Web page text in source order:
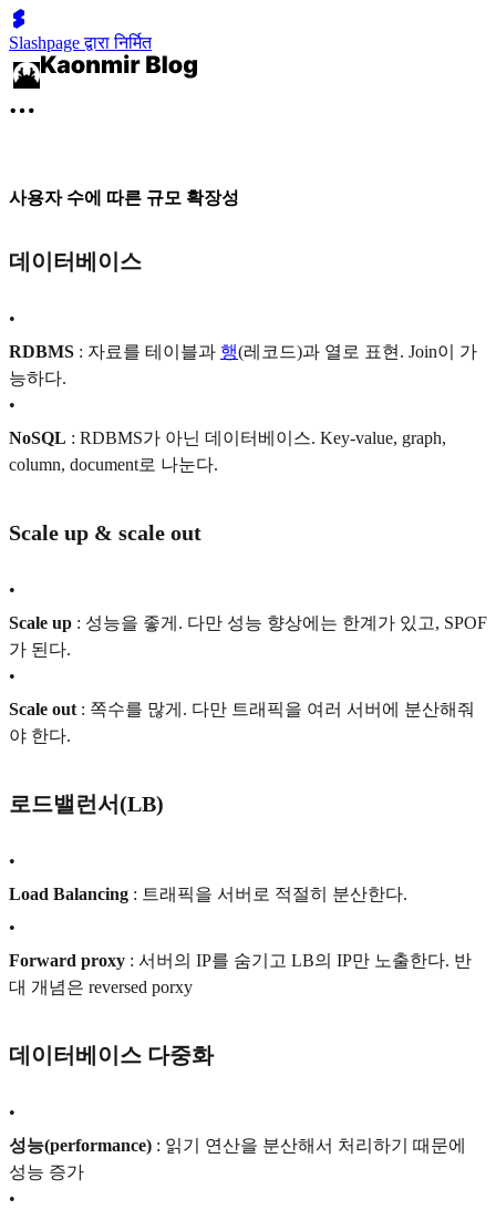
Slashpage द्वारा निर्मित
사용자 수에 따른 규모 확장성
데이터베이스
•
RDBMS : 자료를 테이블과 행(레코드)과 열로 표현. Join이 가
능하다.
•
NoSQL : RDBMS가 아닌 데이터베이스. Key-value, graph,
column, document로 나눈다.
Scale up & scale out
•
Scale up : 성능을 좋게. 다만 성능 향상에는 한계가 있고, SPOF
가 된다.
•
Scale out : 쪽수를 많게. 다만 트래픽을 여러 서버에 분산해줘
야 한다.
로드밸런서(LB)
•
Load Balancing : 트래픽을 서버로 적절히 분산한다.
•
Forward proxy : 서버의 IP를 숨기고 LB의 IP만 노출한다. 반
대 개념은 reversed porxy
데이터베이스 다중화
•
성능(performance) : 읽기 연산을 분산해서 처리하기 때문에
성능 증가
•